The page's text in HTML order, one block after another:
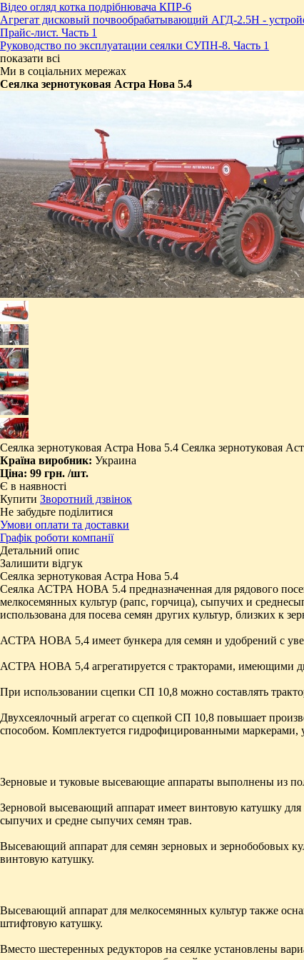
Відео огляд котка подрібнювача КПР-6
Агрегат дисковый почвообрабатывающий АГД-2.5Н -
Прайс-лист. Часть 1
Руководство по эксплуатации сеялки СУПН-8. Часть 1
показати всі
Ми в соціальних мережах
Сеялка зернотуковая Астра Нова 5.4
Сеялка зернотуковая Астра Нова 5.4 Сеялка зернотуковая
Країна виробник: Украина
Ціна: 99 грн. /шт.
Є в наявності
Купити Зворотний дзвінок
Не забудьте поділитися
Умови оплати та доставки
Графік роботи компанії
Детальний опис
Залишити відгук
Сеялка зернотуковая Астра Нова 5.4
Сеялка АСТРА НОВА 5.4 предназначенная для рядового
мелкосемянных культур (рапс, горчица), сыпучих и
использована для посева семян других культур, близких к
АСТРА НОВА 5,4 имеет бункера для семян и удобрений с
АСТРА НОВА 5,4 агрегатируется с тракторами, имеющими
При использовании сцепки СП 10,8 можно составлять
Двухсеялочный агрегат со сцепкой СП 10,8 повышает
способом. Комплектуется гидрофицированными маркерами,
Зерновые и туковые высевающие аппараты выполнены из
Зерновой высевающий аппарат имеет винтовую катушку
сыпучих и средне сыпучих семян трав.
Высевающий аппарат для семян зерновых и зернобобовых
винтовую катушку.
Высевающий аппарат для мелкосемянных культур также
штифтовую катушку.
Вместо шестеренных редукторов на сеялке установлены